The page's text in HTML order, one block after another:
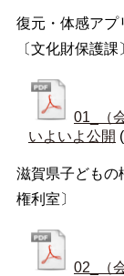
復元・体感アプ
〔文化財保護課
01_（
いよいよ公開
滋賀県子どもの
権利室〕
02_（